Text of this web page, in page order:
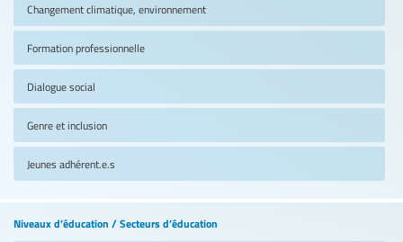
Changement climatique, environnement
Formation professionnelle
Dialogue social
Genre et inclusion
Jeunes adhérent.e.s
Niveaux d’éducation / Secteurs d’éducation